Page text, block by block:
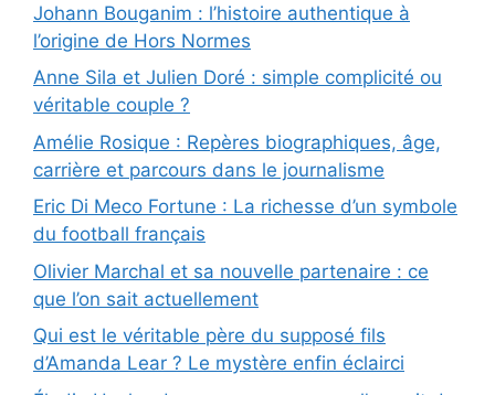
Johann Bouganim : l’histoire authentique à
l’origine de Hors Normes
Anne Sila et Julien Doré : simple complicité ou
véritable couple ?
Amélie Rosique : Repères biographiques, âge,
carrière et parcours dans le journalisme
Eric Di Meco Fortune : La richesse d’un symbole
du football français
Olivier Marchal et sa nouvelle partenaire : ce
que l’on sait actuellement
Qui est le véritable père du supposé fils
d’Amanda Lear ? Le mystère enfin éclairci